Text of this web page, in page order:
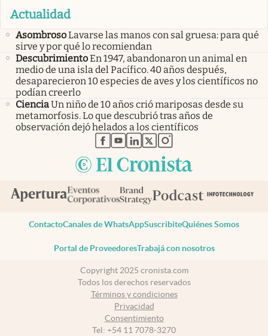
Actualidad
AsombrosoLavarse las manos con sal gruesa: para qué
sirve y por qué lo recomiendan
DescubrimientoEn 1947, abandonaron un animal en
medio de una isla del Pacífico. 40 años después,
desaparecieron 10 especies de aves y los científicos no
podían creerlo
CienciaUn niño de 10 años crió mariposas desde su
metamorfosis. Lo que descubrió tras años de
observación dejó helados a los científicos
abre en nueva pestaña
abre en nueva pestaña
abre en nueva pestaña
abre en nueva pestaña
abre en nueva pestaña
ContactoCanales de WhatsAppSuscribiteQuiénes Somos
Portal de ProveedoresTrabajá con nosotros
Copyright 2025 cronista.com
Todos los derechos reservados
Términos y condiciones
Privacidad
Consentimiento
Tel: +54 11 7078-3270